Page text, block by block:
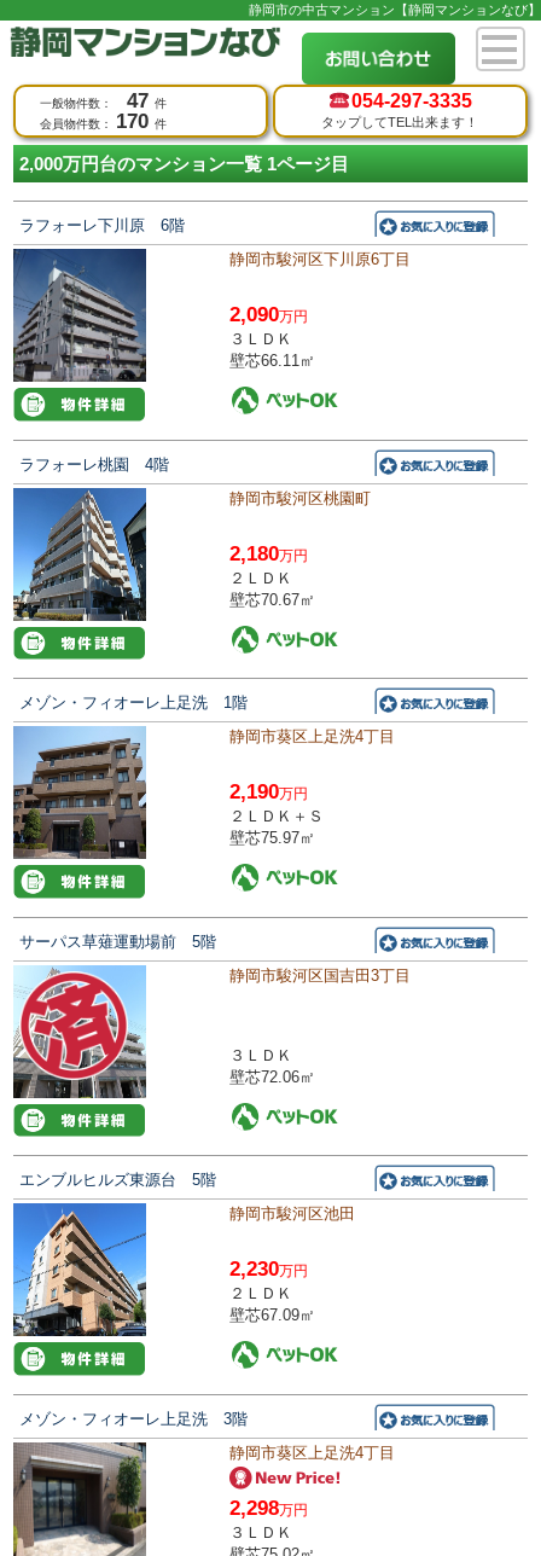
静岡市の中古マンション【静岡マンションなび】
一般物件数： 47 件
会員物件数：
170 件
054-297-3335
タップしてTEL出来ます！
2,000万円台のマンション一覧 1ページ目
ラフォーレ下川原 6階
静岡市駿河区下川原6丁目
2,090万円
３ＬＤＫ
壁芯66.11㎡
ラフォーレ桃園 4階
静岡市駿河区桃園町
2,180万円
２ＬＤＫ
壁芯70.67㎡
メゾン・フィオーレ上足洗 1階
静岡市葵区上足洗4丁目
2,190万円
２ＬＤＫ＋Ｓ
壁芯75.97㎡
サーパス草薙運動場前 5階
静岡市駿河区国吉田3丁目
３ＬＤＫ
壁芯72.06㎡
エンブルヒルズ東源台 5階
静岡市駿河区池田
2,230万円
２ＬＤＫ
壁芯67.09㎡
メゾン・フィオーレ上足洗 3階
静岡市葵区上足洗4丁目
2,298万円
３ＬＤＫ